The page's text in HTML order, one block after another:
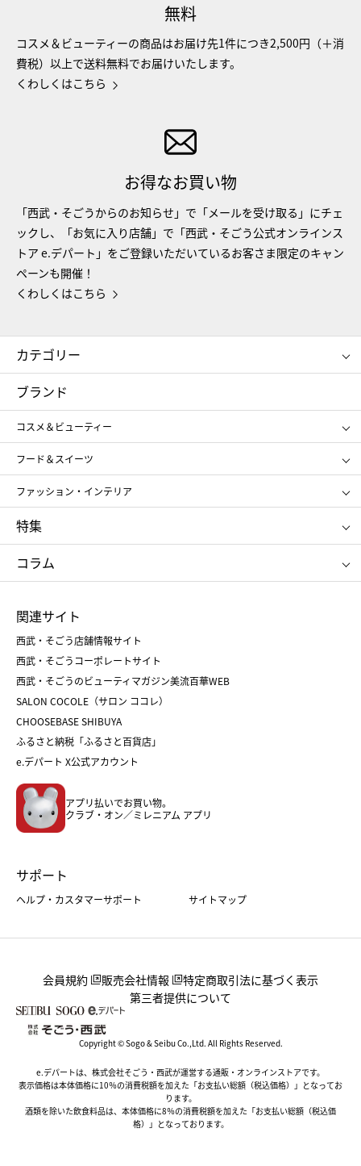
無料
コスメ＆ビューティーの商品はお届け先1件につき2,500円（＋消
費税）以上で送料無料でお届けいたします。
くわしくはこちら
お得なお買い物
「西武・そごうからのお知らせ」で「メールを受け取る」にチェ
ックし、「お気に入り店舗」で「西武・そごう公式オンラインス
トア e.デパート」をご登録いただいているお客さま限定のキャン
ペーンも開催！
くわしくはこちら
カテゴリー
コスメ＆ビューティー
ギフト
レディース
メンズ
スポーツ・アウトドア
お中元
お歳暮
ブランド
コスメ＆ビューティー
SHISEIDO
ポール&ジョー ボーテ
ジルスチュアート
NARS
RMK
クリニーク
SK-Ⅱ
フード＆スイーツ
アンリ・シャルパンティエ
ゴディバ
新宿高野
たねや
ねんりん家
ファッション・インテリア
ポロ ラルフ ローレン
タケオ キクチ
ママ＆キッズ
シュタイフ
特集
お中元
ひな人形
五月人形
父の日
クリスマスケーキ
ホワイトデー
コラム
菓子折り
和菓子
人気のギフト
バレンタイン
ホワイトデー
おせち
フード
ホーム・キッチン＆アート
関連サイト
西武・そごう店舗情報サイト
西武・そごうコーポレートサイト
西武・そごうのビューティマガジン美流百華WEB
SALON COCOLE（サロン ココレ）
CHOOSEBASE SHIBUYA
ふるさと納税「ふるさと百貨店」
e.デパート X公式アカウント
アプリ払いでお買い物。
クラブ・オン／ミレニアム アプリ
サポート
ヘルプ・カスタマーサポート サイトマップ
会員規約 販売会社情報
特定商取引法に基づく表示
第三者提供について
Copyright © Sogo & Seibu Co.,Ltd. All Rights Reserved.
e.デパートは、株式会社そごう・西武が運営する通販・オンラインストアです。
表示価格は本体価格に10％の消費税額を加えた「お支払い総額（税込価格）」となってお
ります。
酒類を除いた飲食料品は、本体価格に8％の消費税額を加えた「お支払い総額（税込価
格）」となっております。